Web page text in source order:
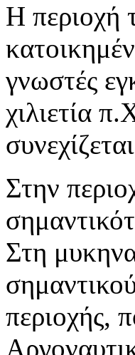
Η περιοχή
γνωστές
χιλιετία
Στην
Στη
περιοχής,